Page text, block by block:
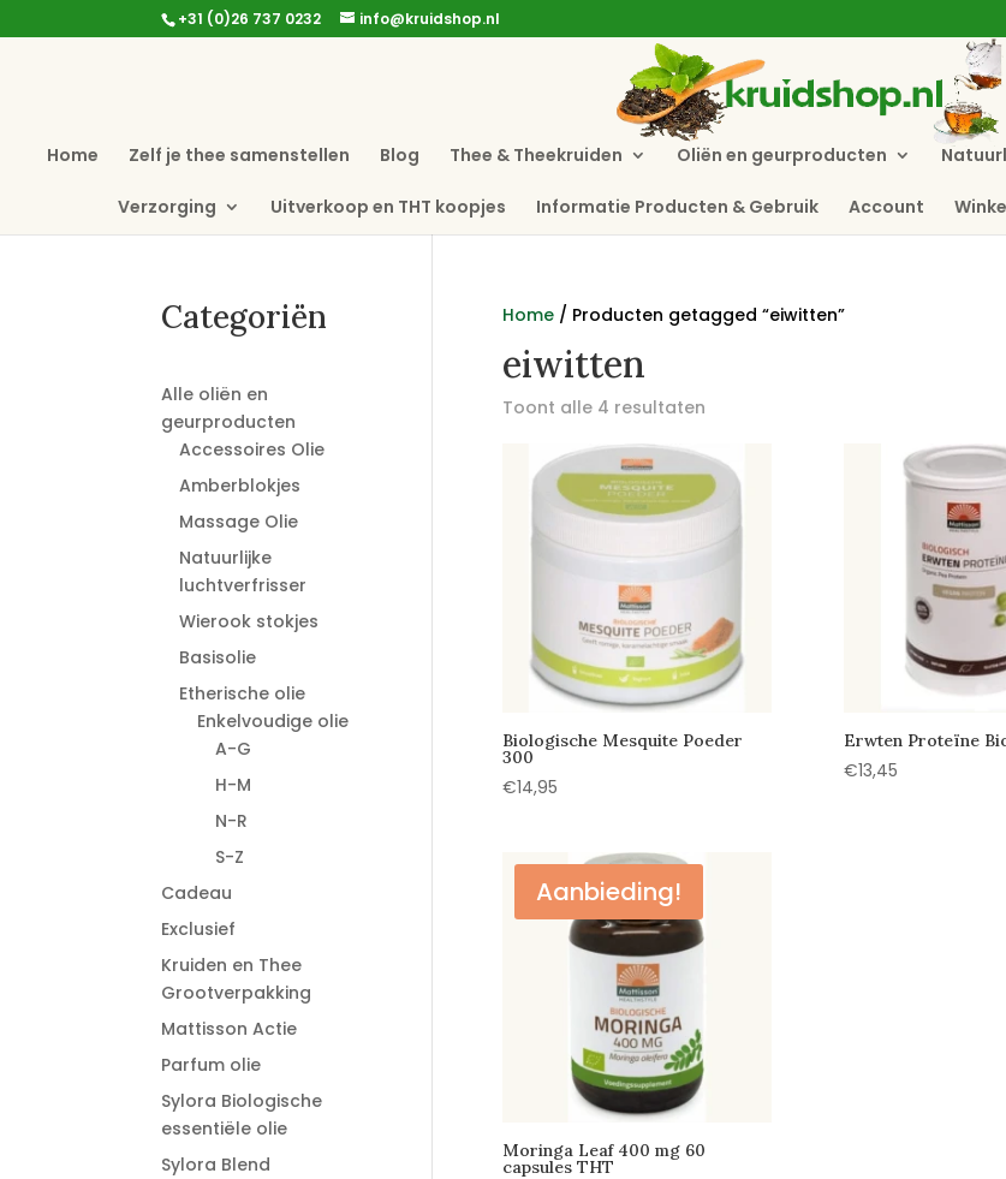
+31 (0)26 737 0232 info@kruidshop.nl
Home Zelf je thee samenstellen Blog Thee & Theekruiden Oliën en geurproducten
Verzorging Uitverkoop en THT koopjes Informatie Producten & Gebruik Account
Home/ Producten getagged “eiwitten”
eiwitten
Toont alle 4 resultaten
Biologische Mesquite Poeder
300
€14,95
Erwten Proteïne
€13,45
Aanbieding!
Moringa Leaf 400 mg 60
capsules THT
Categoriën
Alle oliën en
geurproducten
Accessoires Olie
Amberblokjes
Massage Olie
Natuurlijke
luchtverfrisser
Wierook stokjes
Basisolie
Etherische olie
Enkelvoudige olie
A-G
H-M
N-R
S-Z
Cadeau
Exclusief
Kruiden en Thee
Grootverpakking
Mattisson Actie
Parfum olie
Sylora Biologische
essentiële olie
Sylora Blend